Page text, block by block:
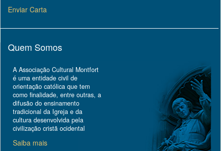
Enviar Carta
Quem Somos
A Associação Cultural Montfort
é uma entidade civil de
orientação católica que tem
como finalidade, entre outras, a
difusão do ensinamento
tradicional da Igreja e da
cultura desenvolvida pela
civilização cristã ocidental
Saiba mais